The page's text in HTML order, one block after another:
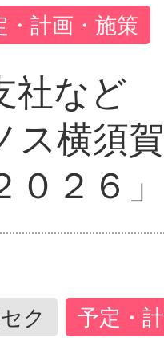
・計画・施策
社など
ス横須
２６」
ク 予定・